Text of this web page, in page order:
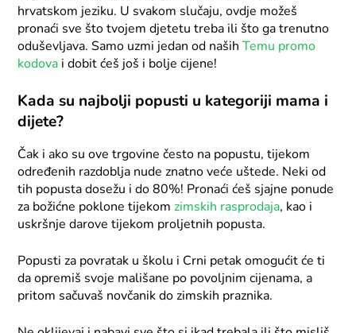
hrvatskom jeziku. U svakom slučaju, ovdje možeš
pronaći sve što tvojem djetetu treba ili što ga trenutno
oduševljava. Samo uzmi jedan od naših Temu promo
kodova i dobit ćeš još i bolje cijene!
Kada su najbolji popusti u kategoriji mama i
dijete?
Čak i ako su ove trgovine često na popustu, tijekom
određenih razdoblja nude znatno veće uštede. Neki od
tih popusta dosežu i do 80%! Pronaći ćeš sjajne ponude
za božićne poklone tijekomzimskih rasprodaja, kao i
uskršnje darove tijekom proljetnih popusta.
Popusti za povratak u školu i Crni petak omogućit će ti
da opremiš svoje mališane po povoljnim cijenama, a
pritom sačuvaš novčanik do zimskih praznika.